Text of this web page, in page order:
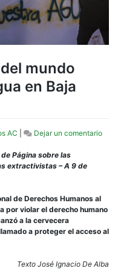
mundo
en Baja
AC Dejar un comentarioen
el
al
Baja
Página sobre las
extractivistas – A 9 de
de Derechos Humanos al
por violar el derecho humano
a la cervecera
a proteger el acceso al
Texto José Ignacio De Alba